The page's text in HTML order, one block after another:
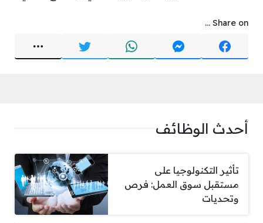
Share on ...
أحدث الوظائف
تأثير التكنولوجيا على
مستقبل سوق العمل: فرص
وتحديات